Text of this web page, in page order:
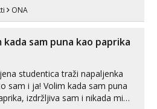
ONA
kada sam puna kao paprika
studentica traži napaljenka
sam i ja! Volim kada sam puna
izdržljiva sam i nikada mi